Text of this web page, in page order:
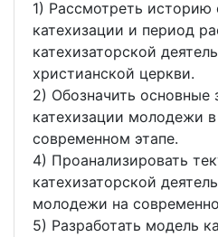
1) Рассмотреть историю
катехизации и период
катехизаторской
христианской церкви.
2) Обозначить основные
катехизации молодежи
современном этапе.
4) Проанализировать
катехизаторской
молодежи на
5) Разработать модель